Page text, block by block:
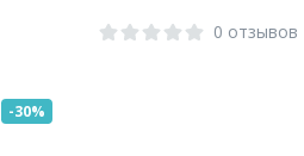
0 отзывов
-30%